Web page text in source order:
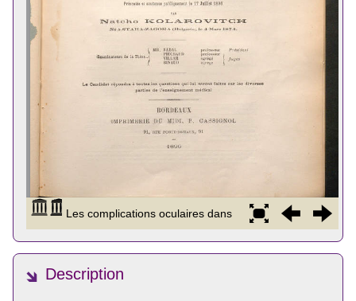
Description